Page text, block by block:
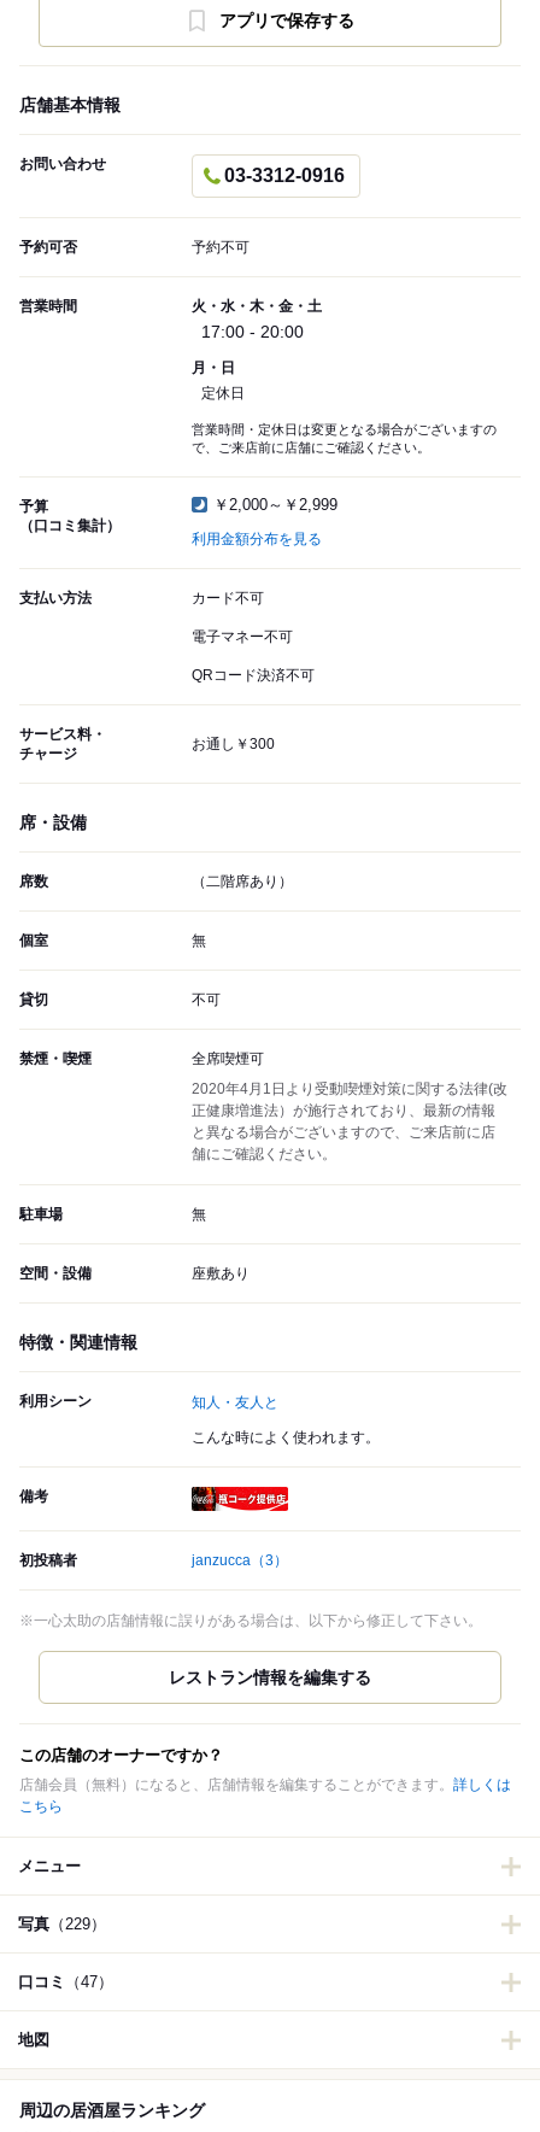
アプリで保存する
店舗基本情報
お問い合わせ
03-3312-0916
予約可否 予約不可
営業時間 火・水・木・金・土
17:00 - 20:00
月・日
定休日
営業時間・定休日は変更となる場合がございますの
で、ご来店前に店舗にご確認ください。
予算
（口コミ集計）
￥2,000～￥2,999
利用金額分布を見る
支払い方法 カード不可
電子マネー不可
QRコード決済不可
サービス料・
チャージ
お通し￥300
席・設備
席数 （二階席あり）
個室 無
貸切 不可
禁煙・喫煙
全席喫煙可
2020年4月1日より受動喫煙対策に関する法律(改
正健康増進法）が施行されており、最新の情報
と異なる場合がございますので、ご来店前に店
舗にご確認ください。
駐車場 無
空間・設備 座敷あり
特徴・関連情報
利用シーン 知人・友人と
こんな時によく使われます。
備考
初投稿者 janzucca （3）
※一心太助の店舗情報に誤りがある場合は、以下から修正して下さい。
この店舗のオーナーですか？
店舗会員（無料）になると、店舗情報を編集することができます。 詳しくは
こちら
メニュー
写真 （229）
口コミ （47）
地図
周辺の居酒屋ランキング